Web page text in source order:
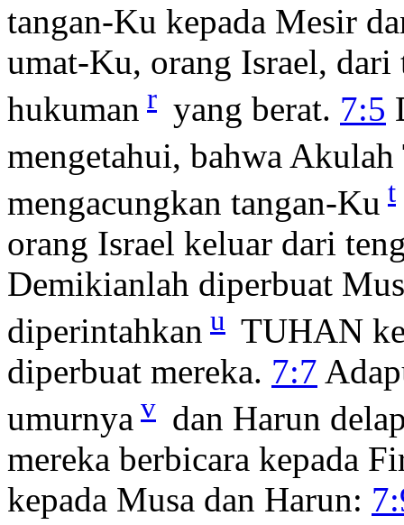
tangan-Ku kepada Mesir
umat-Ku, orang Israel,
hukuman r yang berat. 7:5
mengetahui, bahwa
mengacungkan tangan-Ku t
orang Israel keluar dari
Demikianlah diperbuat
diperintahkan u TUHAN
diperbuat mereka. 7:7
umurnya v dan Harun
mereka berbicara kepada
kepada Musa dan Harun: